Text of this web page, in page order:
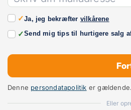
✓Ja, jeg bekræfter vilkårene
✓Send mig tips til hurtigere salg
Denne persondatapolitik er gældende.
Eller